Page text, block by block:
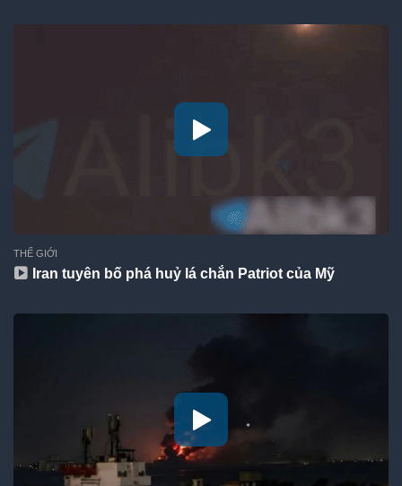
THẾ GIỚI
Iran tuyên bố phá huỷ lá chắn Patriot của Mỹ